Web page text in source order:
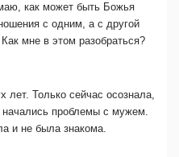
как может быть Божья
с одним, а с другой
мне в этом разобраться?
лет. Только сейчас осознала,
проблемы с мужем.
и не была знакома.